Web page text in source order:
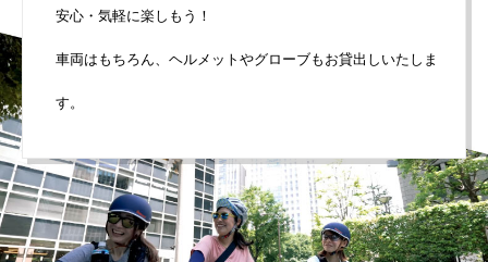
安心・気軽に楽しもう！
車両はもちろん、ヘルメットやグローブも お貸出しいたしま
す。